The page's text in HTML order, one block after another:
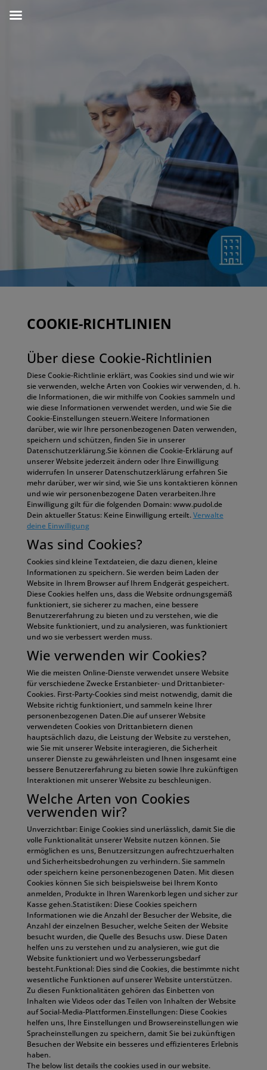
COOKIE-RICHTLINIEN
Über diese Cookie-Richtlinien
Diese Cookie-Richtlinie erklärt, was Cookies sind und wie wir
sie verwenden, welche Arten von Cookies wir verwenden, d. h.
die Informationen, die wir mithilfe von Cookies sammeln und
wie diese Informationen verwendet werden, und wie Sie die
Cookie-Einstellungen steuern.Weitere Informationen
darüber, wie wir Ihre personenbezogenen Daten verwenden,
speichern und schützen, finden Sie in unserer
Datenschutzerklärung.Sie können die Cookie-Erklärung auf
unserer Website jederzeit ändern oder Ihre Einwilligung
widerrufen In unserer Datenschutzerklärung erfahren Sie
mehr darüber, wer wir sind, wie Sie uns kontaktieren können
und wie wir personenbezogene Daten verarbeiten.Ihre
Einwilligung gilt für die folgenden Domain: www.pudol.de
Dein aktueller Status: Keine Einwilligung erteilt.Verwalte
deine Einwilligung
Was sind Cookies?
Cookies sind kleine Textdateien, die dazu dienen, kleine
Informationen zu speichern. Sie werden beim Laden der
Website in Ihrem Browser auf Ihrem Endgerät gespeichert.
Diese Cookies helfen uns, dass die Website ordnungsgemäß
funktioniert, sie sicherer zu machen, eine bessere
Benutzererfahrung zu bieten und zu verstehen, wie die
Website funktioniert, und zu analysieren, was funktioniert
und wo sie verbessert werden muss.
Wie verwenden wir Cookies?
Wie die meisten Online-Dienste verwendet unsere Website
für verschiedene Zwecke Erstanbieter- und Drittanbieter-
Cookies. First-Party-Cookies sind meist notwendig, damit die
Website richtig funktioniert, und sammeln keine Ihrer
personenbezogenen Daten.Die auf unserer Website
verwendeten Cookies von Drittanbietern dienen
hauptsächlich dazu, die Leistung der Website zu verstehen,
wie Sie mit unserer Website interagieren, die Sicherheit
unserer Dienste zu gewährleisten und Ihnen insgesamt eine
bessere Benutzererfahrung zu bieten sowie Ihre zukünftigen
Interaktionen mit unserer Website zu beschleunigen.
Welche Arten von Cookies
verwenden wir?
Unverzichtbar: Einige Cookies sind unerlässlich, damit Sie die
volle Funktionalität unserer Website nutzen können. Sie
ermöglichen es uns, Benutzersitzungen aufrechtzuerhalten
und Sicherheitsbedrohungen zu verhindern. Sie sammeln
oder speichern keine personenbezogenen Daten. Mit diesen
Cookies können Sie sich beispielsweise bei Ihrem Konto
anmelden, Produkte in Ihren Warenkorb legen und sicher zur
Kasse gehen.Statistiken: Diese Cookies speichern
Informationen wie die Anzahl der Besucher der Website, die
Anzahl der einzelnen Besucher, welche Seiten der Website
besucht wurden, die Quelle des Besuchs usw. Diese Daten
helfen uns zu verstehen und zu analysieren, wie gut die
Website funktioniert und wo Verbesserungsbedarf
besteht.Funktional: Dies sind die Cookies, die bestimmte nicht
wesentliche Funktionen auf unserer Website unterstützen.
Zu diesen Funktionalitäten gehören das Einbetten von
Inhalten wie Videos oder das Teilen von Inhalten der Website
auf Social-Media-Plattformen.Einstellungen: Diese Cookies
helfen uns, Ihre Einstellungen und Browsereinstellungen wie
Spracheinstellungen zu speichern, damit Sie bei zukünftigen
Besuchen der Website ein besseres und effizienteres Erlebnis
haben.
The below list details the cookies used in our website.